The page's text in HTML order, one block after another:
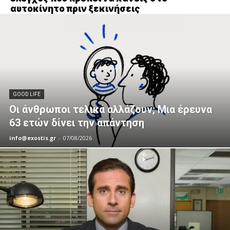
αυτοκίνητο πριν ξεκινήσεις
GOOD LIFE
Οι άνθρωποι τελικά αλλάζουν; Μια έρευνα
63 ετών δίνει την απάντηση
info@exostis.gr - 07/08/2026